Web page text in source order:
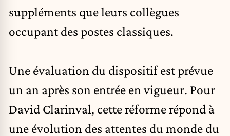
suppléments que leurs collègues
occupant des postes classiques.
Une évaluation du dispositif est prévue
un an après son entrée en vigueur. Pour
David Clarinval, cette réforme répond à
une évolution des attentes du monde du